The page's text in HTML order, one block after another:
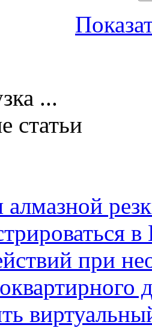
...
статьи
алмазной
при